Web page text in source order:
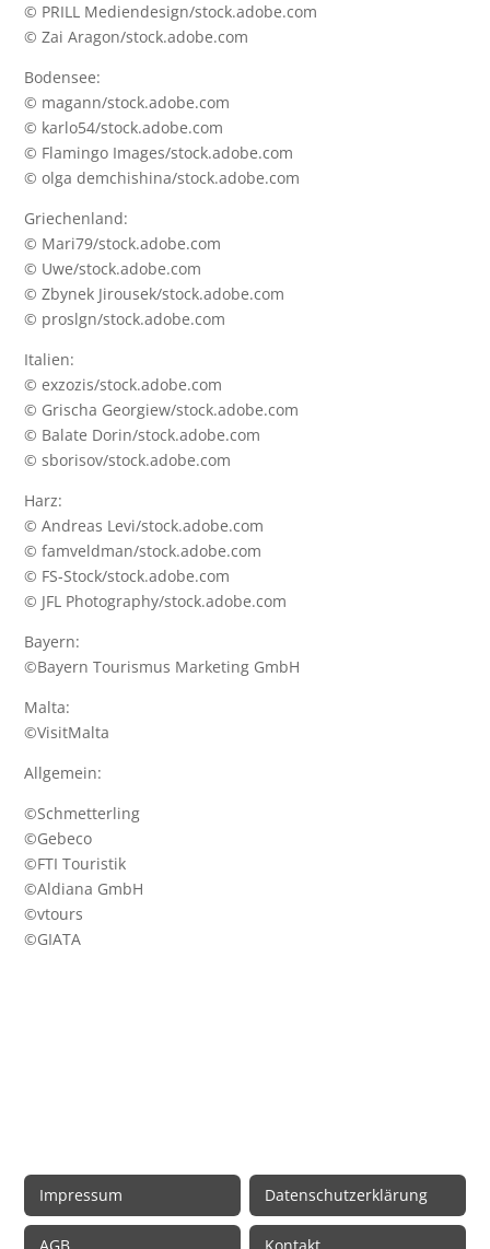
© PRILL Mediendesign/stock.adobe.com
© Zai Aragon/stock.adobe.com
Bodensee:
© magann/stock.adobe.com
© karlo54/stock.adobe.com
© Flamingo Images/stock.adobe.com
© olga demchishina/stock.adobe.com
Griechenland:
© Mari79/stock.adobe.com
© Uwe/stock.adobe.com
© Zbynek Jirousek/stock.adobe.com
© proslgn/stock.adobe.com
Italien:
© exzozis/stock.adobe.com
© Grischa Georgiew/stock.adobe.com
© Balate Dorin/stock.adobe.com
© sborisov/stock.adobe.com
Harz:
© Andreas Levi/stock.adobe.com
© famveldman/stock.adobe.com
© FS-Stock/stock.adobe.com
© JFL Photography/stock.adobe.com
Bayern:
©Bayern Tourismus Marketing GmbH
Malta:
©VisitMalta
Allgemein:
©Schmetterling
©Gebeco
©FTI Touristik
©Aldiana GmbH
©vtours
©GIATA
Impressum Datenschutzerklärung